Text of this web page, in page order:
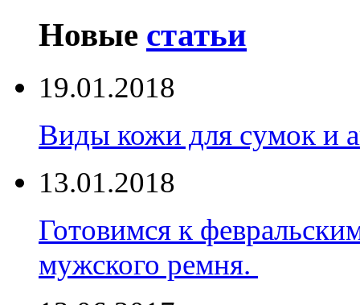
Новые статьи
19.01.2018
Виды кожи для сумок и
13.01.2018
Готовимся к
мужского ремня.